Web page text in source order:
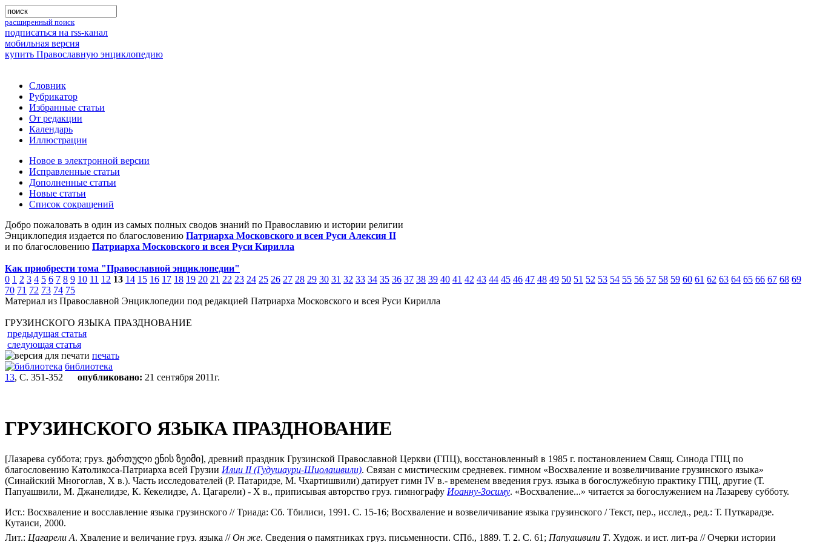
расширенный поиск
подписаться на rss-канал
мобильная версия
купить Православную энциклопедию
Словник
Рубрикатор
Избранные статьи
От редакции
Календарь
Иллюстрации
Новое в электронной версии
Исправленные статьи
Дополненные статьи
Новые статьи
Список сокращений
Добро пожаловать в один из самых полных сводов знаний по Православию и истории религии
Энциклопедия издается по благословению Патриарха Московского и всея Руси Алексия II
и по благословению Патриарха Московского и всея Руси Кирилла
Как приобрести тома "Православной энциклопедии"
0 1 2 3 4 5 6 7 8 9 10 11 12 13 14 15 16 17 18 19 20 21 22 23 24 25 26 27 28 29 30 31 32 33 34 35 36 37 38 39 40 41 42 43 44 45 46 47 48 49 50 51 52 53 54 55 56 57 58 59 60 61 62 63 64 65 66 67 68 69
70 71 72 73 74 75
Материал из Православной Энциклопедии под редакцией Патриарха Московского и всея Руси Кирилла
ГРУЗИНСКОГО ЯЗЫКА ПРАЗДНОВАНИЕ
предыдущая статья
следующая статья
печать
библиотека
13, С. 351-352 опубликовано: 21 сентября 2011г.
ГРУЗИНСКОГО ЯЗЫКА ПРАЗДНОВАНИЕ
[Лазарева суббота; груз. ჟართული ენის ზეიმი], древний праздник Грузинской Православной Церкви (ГПЦ), восстановленный в 1985 г. постановлением Свящ. Синода ГПЦ по
благословению Католикоса-Патриарха всей Грузии Илии II (Гудушаури-Шиолашвили). Связан с мистическим средневек. гимном «Восхваление и возвеличивание грузинского языка»
(Синайский Многоглав, X в.). Часть исследователей (Р. Патаридзе, М. Чхартишвили) датирует гимн IV в.- временем введения груз. языка в богослужебную практику ГПЦ, другие (Т.
Папуашвили, М. Джанелидзе, К. Кекелидзе, А. Цагарели) - X в., приписывая авторство груз. гимнографу Иоанну-Зосиму. «Восхваление...» читается за богослужением на Лазареву субботу.
Ист.: Восхваление и восславление языка грузинского // Триада: Сб. Тбилиси, 1991. С. 15-16; Восхваление и возвеличивание языка грузинского / Текст, пер., исслед., ред.: Т. Путкарадзе.
Кутаиси, 2000.
Лит.: Цагарели А. Хваление и величание груз. языка //Он же. Сведения о памятниках груз. письменности. СПб., 1889. Т. 2. С. 61; Папуашвили Т. Худож. и ист. лит-ра // Очерки истории